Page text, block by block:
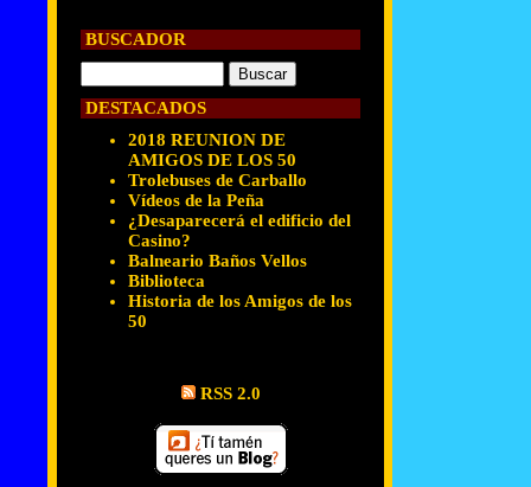
BUSCADOR
DESTACADOS
2018 REUNION DE
AMIGOS DE LOS 50
Trolebuses de Carballo
Vídeos de la Peña
¿Desaparecerá el edificio del
Casino?
Balneario Baños Vellos
Biblioteca
Historia de los Amigos de los
50
RSS 2.0